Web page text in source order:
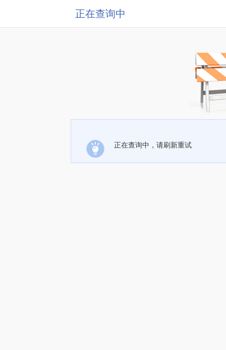
正在查询中
正在查询中，请刷新重试